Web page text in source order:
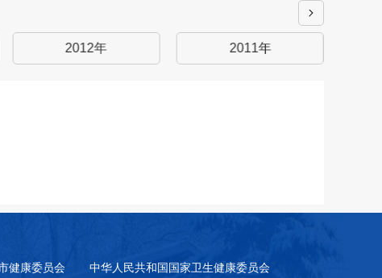
2012年 2011年
健康委员会 中华人民共和国国家卫生健康委员会